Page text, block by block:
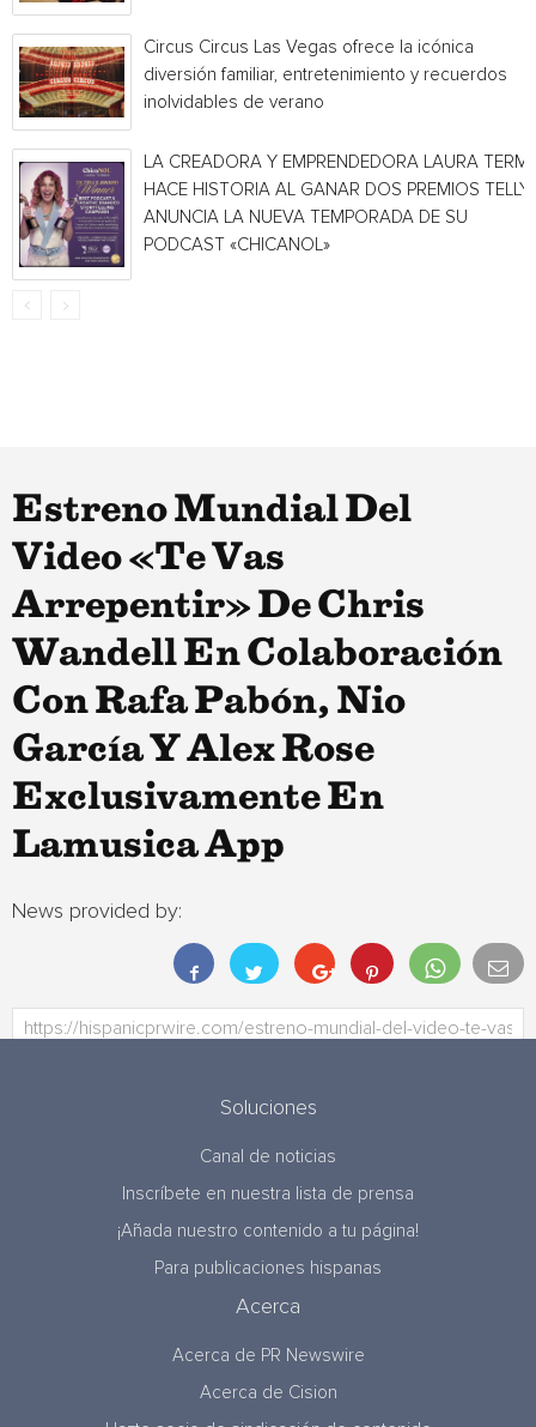
Circus Circus Las Vegas ofrece la icónica
diversión familiar, entretenimiento y recuerdos
inolvidables de verano
LA CREADORA Y EMPRENDEDORA LAURA
HACE HISTORIA AL GANAR DOS PREMIOS TELLY
ANUNCIA LA NUEVA TEMPORADA DE SU
PODCAST «CHICANOL»
Estreno Mundial Del
Video «Te Vas
Arrepentir» De Chris
Wandell En Colaboración
Con Rafa Pabón, Nio
García Y Alex Rose
Exclusivamente En
Lamusica App
News provided by:
Soluciones
Canal de noticias
Inscríbete en nuestra lista de prensa
¡Añada nuestro contenido a tu página!
Para publicaciones hispanas
Acerca
Acerca de PR Newswire
Acerca de Cision